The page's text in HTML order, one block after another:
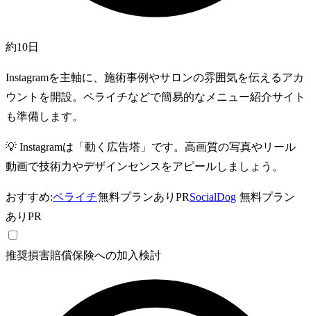
約10日
Instagramを主軸に、施術事例やサロンの雰囲気を伝えるアカ
ウントを開設。ペライチなどで簡易的なメニュー紹介サイト
も準備します。
💡 Instagramは「動く広告塔」です。高画質の写真やリール
動画で技術力やデザインセンスをアピールしましょう。
おすすめ:ペライチ無料プランあり PRSocialDog 無料プラン
あり PR
推奨損害賠償保険への加入検討